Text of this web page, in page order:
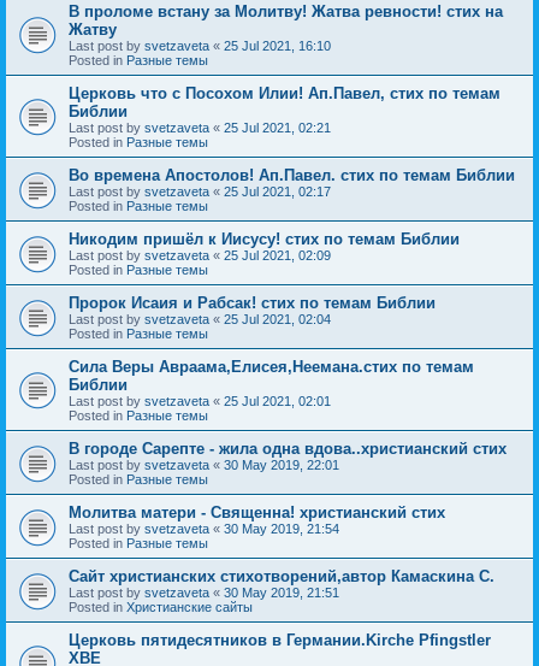
В проломе встану за Молитву! Жатва ревности! стих на
Жатву
Last post by svetzaveta « 25 Jul 2021, 16:10
Posted in Разные темы
Церковь что с Посохом Илии! Ап.Павел, стих по темам
Библии
Last post by svetzaveta « 25 Jul 2021, 02:21
Posted in Разные темы
Во времена Апостолов! Ап.Павел. стих по темам Библии
Last post by svetzaveta « 25 Jul 2021, 02:17
Posted in Разные темы
Никодим пришёл к Иисусу! стих по темам Библии
Last post by svetzaveta « 25 Jul 2021, 02:09
Posted in Разные темы
Пророк Исаия и Рабсак! стих по темам Библии
Last post by svetzaveta « 25 Jul 2021, 02:04
Posted in Разные темы
Сила Веры Авраама,Елисея,Неемана.стих по темам
Библии
Last post by svetzaveta « 25 Jul 2021, 02:01
Posted in Разные темы
В городе Сарепте - жила одна вдова..христианский стих
Last post by svetzaveta « 30 May 2019, 22:01
Posted in Разные темы
Молитва матери - Священна! христианский стих
Last post by svetzaveta « 30 May 2019, 21:54
Posted in Разные темы
Сайт христианских стихотворений,автор Камаскина С.
Last post by svetzaveta « 30 May 2019, 21:51
Posted in Христианские сайты
Церковь пятидесятников в Германии.Kirche Pfingstler
ХВЕ